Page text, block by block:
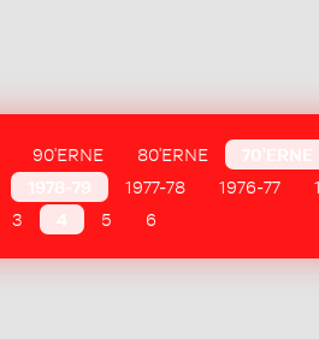
90'ERNE 80'ERNE
1977-78 1976-77
3 5 6